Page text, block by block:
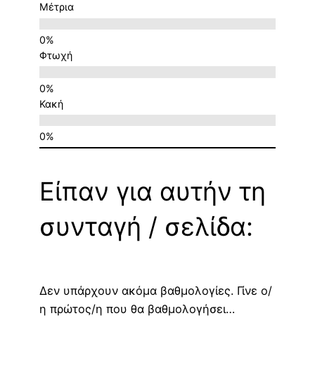
Μέτρια
Φτωχή
Κακή
Είπαν για αυτήν τη
συνταγή / σελίδα:
Δεν υπάρχουν ακόμα βαθμολογίες. Γίνε ο/
η πρώτος/η που θα βαθμολογήσει…